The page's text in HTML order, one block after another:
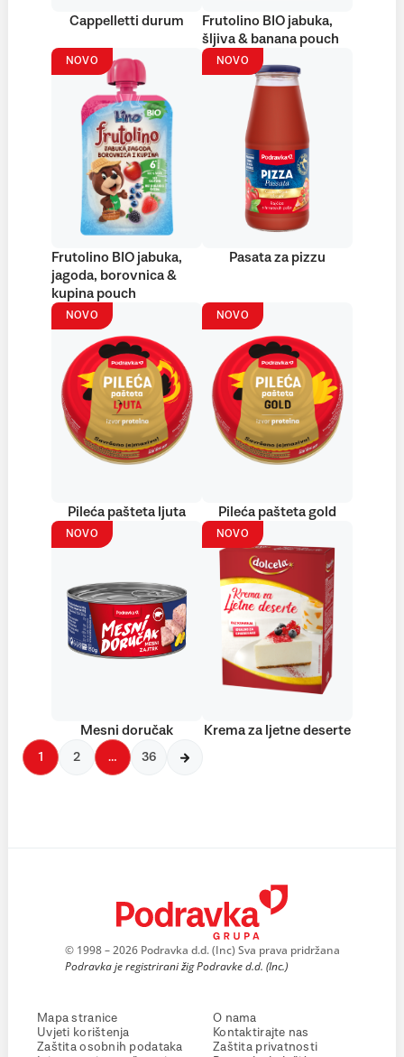
Cappelletti durum
Frutolino BIO jabuka,
šljiva & banana pouch
NOVO
Frutolino BIO jabuka,
jagoda, borovnica &
kupina pouch
NOVO
Pasata za pizzu
NOVO
Pileća pašteta ljuta
NOVO
Pileća pašteta gold
NOVO
Mesni doručak
NOVO
Krema za ljetne deserte
1 2 … 36
© 1998 – 2026 Podravka d.d. (Inc) Sva prava pridržana
Podravka je registrirani žig Podravke d.d. (Inc.)
Mapa stranice
Uvjeti korištenja
Zaštita osobnih podataka
O nama
Kontaktirajte nas
Zaštita privatnosti